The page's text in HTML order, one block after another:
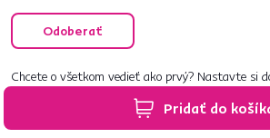
Pridať do
Odoberať
Chcete o všetkom vedieť ako prvý? Nastavte si
e‑mailov tak, aby vám nič neušlo.